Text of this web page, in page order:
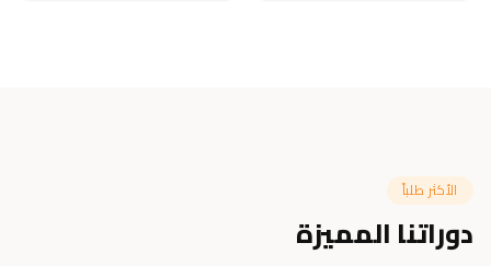
الأكثر طلباً
دوراتنا المميزة